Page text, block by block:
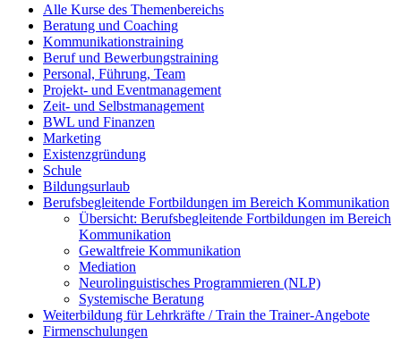
Alle Kurse des Themenbereichs
Beratung und Coaching
Kommunikationstraining
Beruf und Bewerbungstraining
Personal, Führung, Team
Projekt- und Eventmanagement
Zeit- und Selbstmanagement
BWL und Finanzen
Marketing
Existenzgründung
Schule
Bildungsurlaub
Berufsbegleitende Fortbildungen im Bereich Kommunikation
Übersicht: Berufsbegleitende Fortbildungen im Bereich
Kommunikation
Gewaltfreie Kommunikation
Mediation
Neurolinguistisches Programmieren (NLP)
Systemische Beratung
Weiterbildung für Lehrkräfte / Train the Trainer-Angebote
Firmenschulungen